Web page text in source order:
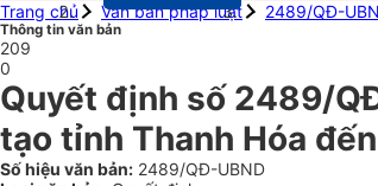
Trang chủ
Văn bản pháp luật 2489/QĐ-
Thông tin văn bản
209
0
Quyết định số 2489/
tạo tỉnh Thanh Hóa
Số hiệu văn bản: 2489/QĐ-UBND